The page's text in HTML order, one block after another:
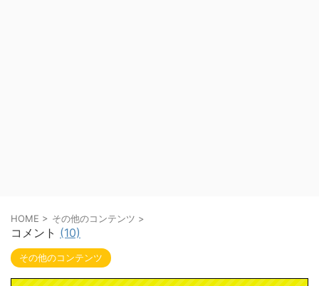
HOME > その他のコンテンツ >
コメント (10)
その他のコンテンツ